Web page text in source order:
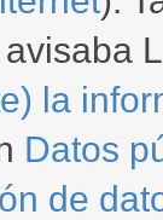
la
Datos
de